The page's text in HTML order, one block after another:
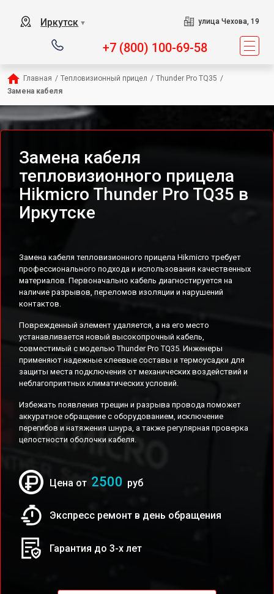
Иркутск ▼ улица Чехова, 19
+7 (800) 100-69-58
Главная / Тепловизионный прицел / Thunder Pro TQ35 /
Замена кабеля
Замена кабеля
тепловизионного прицела
Hikmicro Thunder Pro TQ35 в
Иркутске
Замена кабеля тепловизионного прицела Hikmicro требует
профессионального подхода и использования качественных
материалов. Первоначально кабель диагностируется на
наличие разрывов, переломов изоляции и нарушений
контактов.
Поврежденный элемент удаляется, а на его место
устанавливается новый высокопрочный кабель,
совместимый с моделью Thunder Pro TQ35. Инженеры
применяют надежные клеевые составы и термоусадки для
защиты места подключения от механических воздействий и
неблагоприятных климатических условий.
Избежать появления трещин и разрыва провода поможет
аккуратное обращение с оборудованием, исключение
перегибов и натяжения шнура, а также регулярная проверка
целостности оболочки кабеля.
Цена от 2500 руб
Экспресс ремонт в день обращения
Гарантия до 3-х лет